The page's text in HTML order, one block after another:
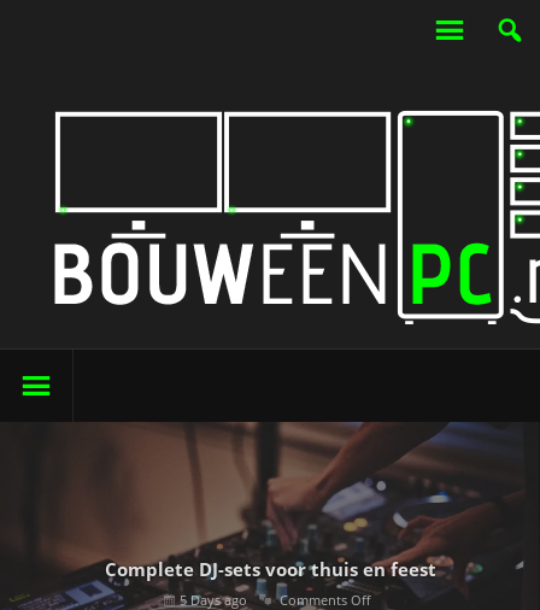
Complete DJ-sets voor thuis en feest
5 Days ago Comments Off